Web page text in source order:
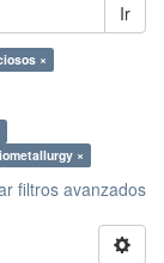
Ir
×
×
filtros avanzados